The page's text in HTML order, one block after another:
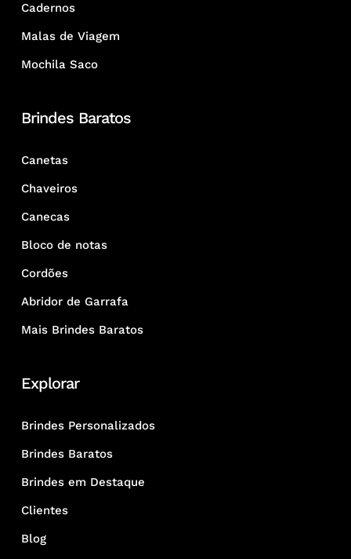
Cadernos
Malas de Viagem
Mochila Saco
Brindes Baratos
Canetas
Chaveiros
Canecas
Bloco de notas
Cordões
Abridor de Garrafa
Mais Brindes Baratos
Explorar
Brindes Personalizados
Brindes Baratos
Brindes em Destaque
Clientes
Blog